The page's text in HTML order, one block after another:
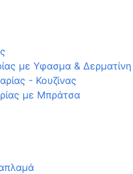
με Υφασμα & Δερματίνη
- Κουζίνας
με Μπράτσα